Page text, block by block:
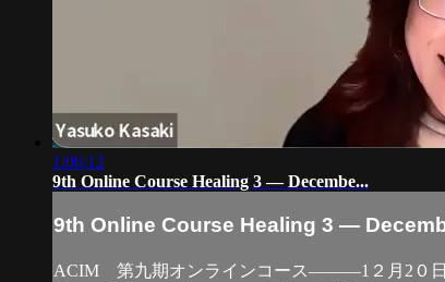
1:06:12
9th Online Course Healing 3 — Decembe...
9th Online Course Healing 3 —
ACIM 第九期オンラインコース―――1２月2０